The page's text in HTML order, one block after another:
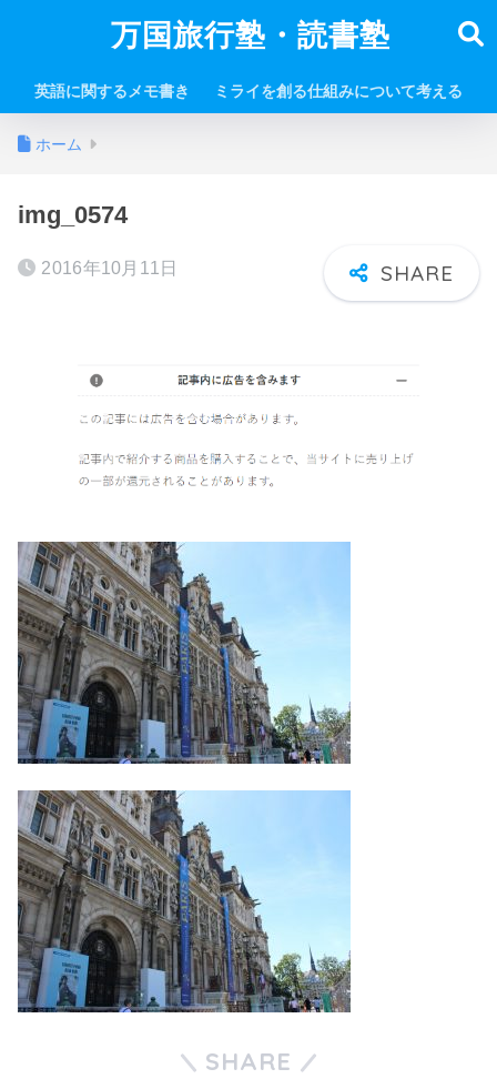
万国旅行塾・読書塾
英語に関するメモ書き ミライを創る仕組みについて考える
ホーム
img_0574
2016年10月11日
SHARE